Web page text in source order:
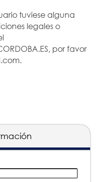
tuviese alguna
legales o
por favor